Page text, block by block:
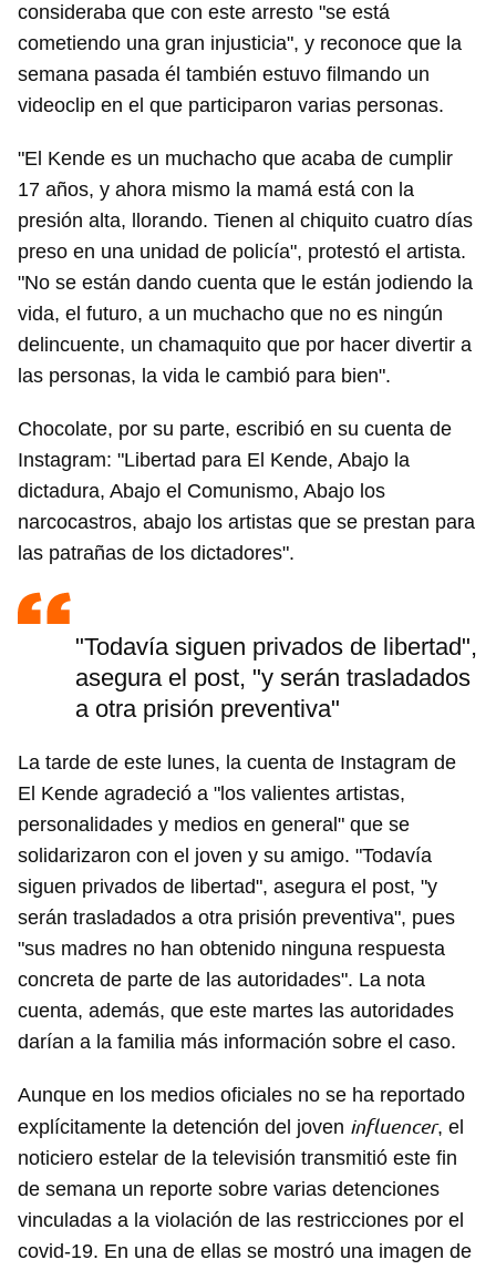
consideraba que con este arresto "se está
cometiendo una gran injusticia", y reconoce que la
semana pasada él también estuvo filmando un
videoclip en el que participaron varias personas.
"El Kende es un muchacho que acaba de cumplir
17 años, y ahora mismo la mamá está con la
presión alta, llorando. Tienen al chiquito cuatro días
preso en una unidad de policía", protestó el artista.
"No se están dando cuenta que le están jodiendo la
vida, el futuro, a un muchacho que no es ningún
delincuente, un chamaquito que por hacer divertir a
las personas, la vida le cambió para bien".
Chocolate, por su parte, escribió en su cuenta de
Instagram: "Libertad para El Kende, Abajo la
dictadura, Abajo el Comunismo, Abajo los
narcocastros, abajo los artistas que se prestan para
las patrañas de los dictadores".
"Todavía siguen privados de libertad",
asegura el post, "y serán trasladados
a otra prisión preventiva"
La tarde de este lunes, la cuenta de Instagram de
El Kende agradeció a "los valientes artistas,
personalidades y medios en general" que se
solidarizaron con el joven y su amigo. "Todavía
siguen privados de libertad", asegura el post, "y
serán trasladados a otra prisión preventiva", pues
"sus madres no han obtenido ninguna respuesta
concreta de parte de las autoridades". La nota
cuenta, además, que este martes las autoridades
darían a la familia más información sobre el caso.
Aunque en los medios oficiales no se ha reportado
explícitamente la detención del joven influencer, el
noticiero estelar de la televisión transmitió este fin
de semana un reporte sobre varias detenciones
vinculadas a la violación de las restricciones por el
covid-19. En una de ellas se mostró una imagen de